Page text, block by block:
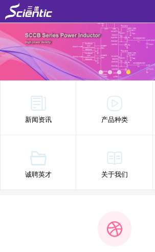
新闻资讯 产品种类
诚聘英才 关于我们